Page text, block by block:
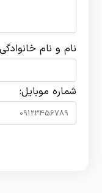
نام و نام
شماره موبایل: